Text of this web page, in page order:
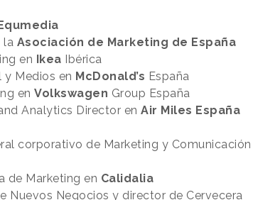
la Asociación de Marketing de España
en Ikea Ibérica
y Medios en McDonald’s España
en Volkswagen Group España
Analytics Director en Air Miles España
corporativo de Marketing y Comunicación
de Marketing en Calidalia
Nuevos Negocios y director de Cervecera